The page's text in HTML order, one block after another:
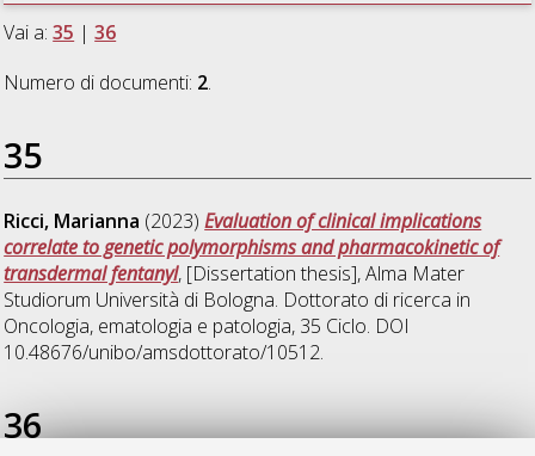
Vai a:35 |36
Numero di documenti: 2.
35
Ricci, Marianna (2023)Evaluation of clinical implications
correlate to genetic polymorphisms and pharmacokinetic of
transdermal fentanyl, [Dissertation thesis], Alma Mater
Studiorum Università di Bologna. Dottorato di ricerca in
Oncologia, ematologia e patologia, 35 Ciclo. DOI
10.48676/unibo/amsdottorato/10512.
36